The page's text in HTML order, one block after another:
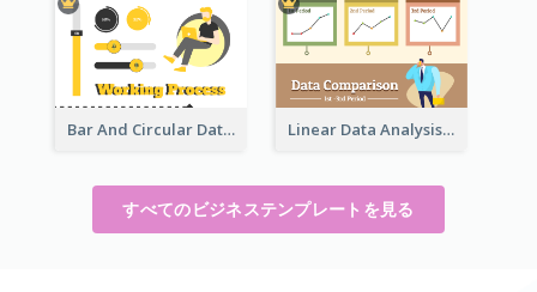
Bar And Circular Data Analysis Linear Data Analysis Comparison
すべてのビジネステンプレートを見る